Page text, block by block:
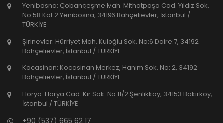
Yenibosna: Çobançeşme Mah. Mithatpaşa Cad. Yıldız Sok.
No.58 Kat.2 Yenibosna, 34196 Bahçelievler, İstanbul /
TÜRKİYE
Şirinevler: Hürriyet Mah. Kuloğlu Sok. No:6 Daire:7, 34192
Bahçelievler, İstanbul / TÜRKİYE
Kocasinan: Kocasinan Merkez, Hanım Sok. No: 2, 34192
Bahçelievler, İstanbul / TÜRKİYE
Florya: Florya Cad. Kır Sok. No:11/2 Şenlikköy, 34153 Bakırköy,
İstanbul / TÜRKİYE
+90 (537) 665 62 17